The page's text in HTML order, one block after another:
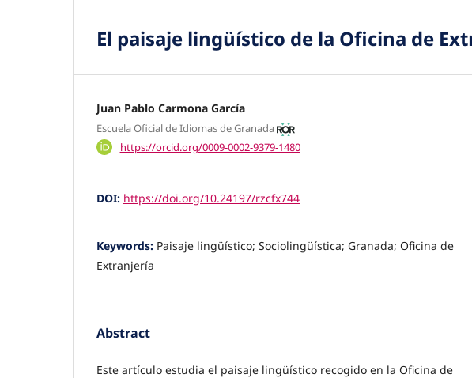
El paisaje lingüístico de la Oficina de
Juan Pablo Carmona García
Escuela Oficial de Idiomas de Granada
https://orcid.org/0009-0002-9379-1480
DOI: https://doi.org/10.24197/rzcfx744
Keywords: Paisaje lingüístico; Sociolingüística; Granada; Oficina de
Extranjería
Abstract
Este artículo estudia el paisaje lingüístico recogido en la Oficina de